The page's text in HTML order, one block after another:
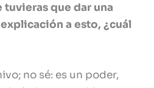
tuvieras que dar una
a esto, ¿cuál
no sé: es un poder,